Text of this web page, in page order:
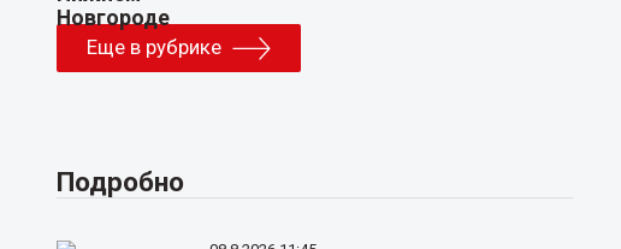
Еще в рубрике
Подробно